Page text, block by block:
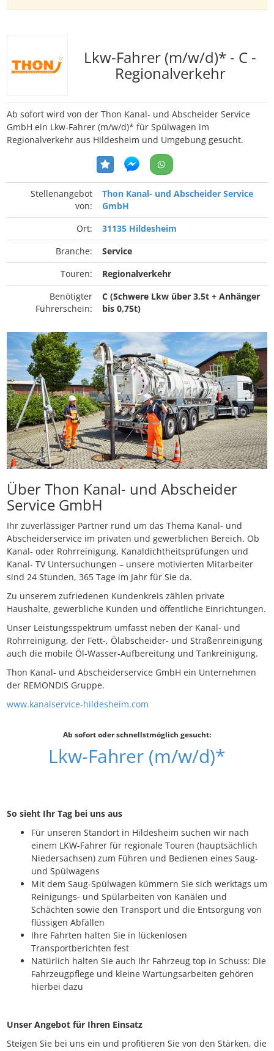
Lkw-Fahrer (m/w/d)* - C -
Regionalverkehr
Ab sofort wird von der Thon Kanal- und Abscheider Service
GmbH ein Lkw-Fahrer (m/w/d)* für Spülwagen im
Regionalverkehr aus Hildesheim und Umgebung gesucht.
Stellenangebot
von:
Thon Kanal- und Abscheider Service
GmbH
Ort:
31135 Hildesheim
Branche:
Service
Touren:
Regionalverkehr
Benötigter
Führerschein:
C (Schwere Lkw über 3,5t + Anhänger
bis 0,75t)
Über Thon Kanal- und Abscheider
Service GmbH
Ihr zuverlässiger Partner rund um das Thema Kanal- und
Abscheiderservice im privaten und gewerblichen Bereich. Ob
Kanal- oder Rohrreinigung, Kanaldichtheitsprüfungen und
Kanal- TV Untersuchungen – unsere motivierten Mitarbeiter
sind 24 Stunden, 365 Tage im Jahr für Sie da.
Zu unserem zufriedenen Kundenkreis zählen private
Haushalte, gewerbliche Kunden und öffentliche Einrichtungen.
Unser Leistungsspektrum umfasst neben der Kanal- und
Rohrreinigung, der Fett-, Ölabscheider- und Straßenreinigung
auch die mobile Öl-Wasser-Aufbereitung und Tankreinigung.
Thon Kanal- und Abscheiderservice GmbH ein Unternehmen
der REMONDIS Gruppe.
www.kanalservice-hildesheim.com
Ab sofort oder schnellstmöglich gesucht:
Lkw-Fahrer (m/w/d)*
So sieht Ihr Tag bei uns aus
Für unseren Standort in Hildesheim suchen wir nach
einem LKW-Fahrer für regionale Touren (hauptsächlich
Niedersachsen) zum Führen und Bedienen eines Saug-
und Spülwagens
Mit dem Saug-Spülwagen kümmern Sie sich werktags um
Reinigungs- und Spülarbeiten von Kanälen und
Schächten sowie den Transport und die Entsorgung von
flüssigen Abfällen
Ihre Fahrten halten Sie in lückenlosen
Transportberichten fest
Natürlich halten Sie auch Ihr Fahrzeug top in Schuss: Die
Fahrzeugpflege und kleine Wartungsarbeiten gehören
hierbei dazu
Unser Angebot für Ihren Einsatz
Steigen Sie bei uns ein und profitieren Sie von den Stärken, die